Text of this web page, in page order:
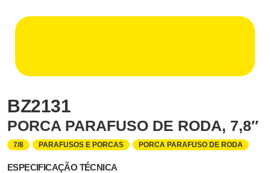
BZ2131
PORCA PARAFUSO DE RODA, 7,8″
7/8 PARAFUSOS E PORCAS PORCA PARAFUSO DE RODA
ESPECIFICAÇÃO TÉCNICA